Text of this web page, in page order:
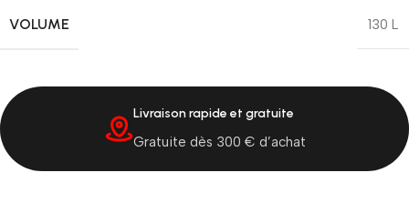
VOLUME 130 L
Livraison rapide et gratuite
Gratuite dès 300 € d’achat